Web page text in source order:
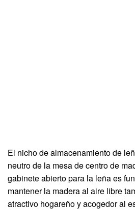
El nicho de almacenamiento de
neutro de la mesa de centro de
gabinete abierto para la leña es
mantener la madera al aire libre
atractivo hogareño y acogedor al